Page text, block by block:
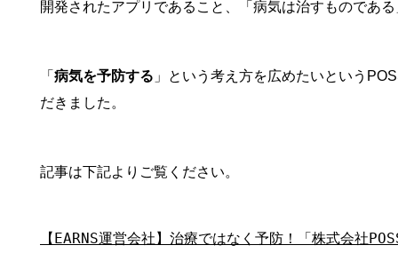
開発されたアプリであること、「病気は治すものであ
「 病気を予防する 」という考え方を広めたいという
だきました。
記事は下記よりご覧ください。
【EARNS運営会社】治療ではなく予防！「株式会社